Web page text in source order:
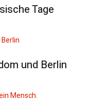
Tage
und Berlin